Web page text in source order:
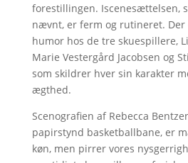
forestillingen. Iscenesættelsen,
nævnt, er ferm og rutineret. Der
humor hos de tre skuespillere,
Marie Vestergård Jacobsen og
som skildrer hver sin karakter
ægthed.
Scenografien af Rebecca
papirstynd basketballbane, er
køn, men pirrer vores